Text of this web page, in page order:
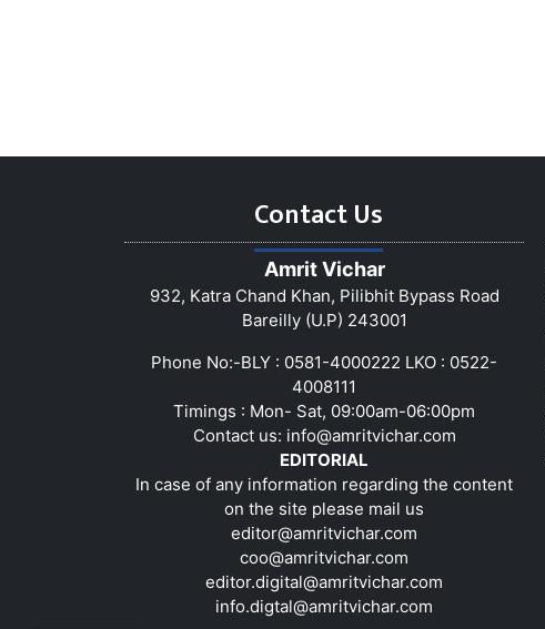
Contact Us
Amrit Vichar
932, Katra Chand Khan, Pilibhit Bypass Road
Bareilly (U.P) 243001
Phone No:-BLY : 0581-4000222 LKO : 0522-
4008111
Timings : Mon- Sat, 09:00am-06:00pm
Contact us: info@amritvichar.com
EDITORIAL
In case of any information regarding the content
on the site please mail us
editor@amritvichar.com
coo@amritvichar.com
editor.digital@amritvichar.com
info.digtal@amritvichar.com